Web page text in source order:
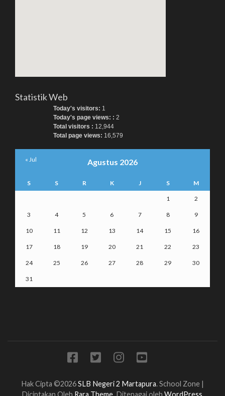
Statistik Web
Today's visitors: 1
Today's page views: : 2
Total visitors : 12,944
Total page views: 16,579
Agustus 2026
S S R K J S M
1 2
3 4 5 6 7 8 9
10 11 12 13 14 15 16
17 18 19 20 21 22 23
24 25 26 27 28 29 30
31
« Jul
Hak Cipta ©2026SLB Negeri 2 Martapura.School Zone |